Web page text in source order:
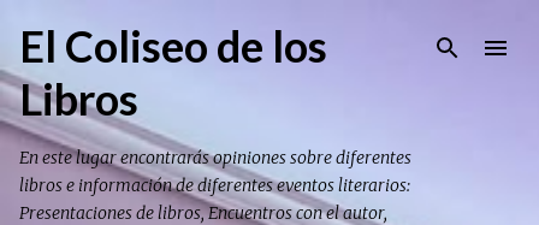
Ir al contenido principal
El Coliseo de los
Libros
En este lugar encontrarás opiniones sobre diferentes
libros e información de diferentes eventos literarios:
Presentaciones de libros, Encuentros con el autor,